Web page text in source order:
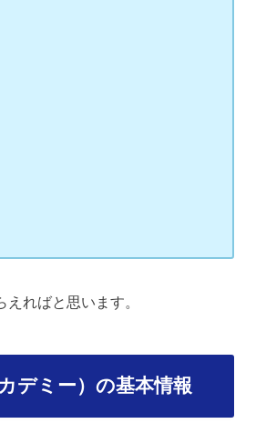
ればと思います。
デミー）の基本情報